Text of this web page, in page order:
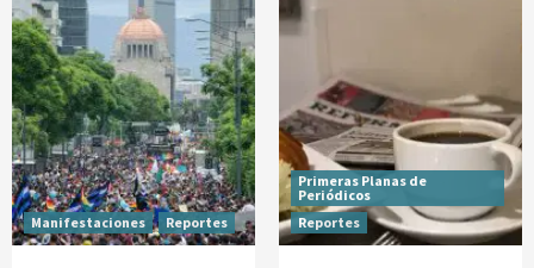
Manifestaciones Reportes
Primeras Planas de
Periódicos
Reportes